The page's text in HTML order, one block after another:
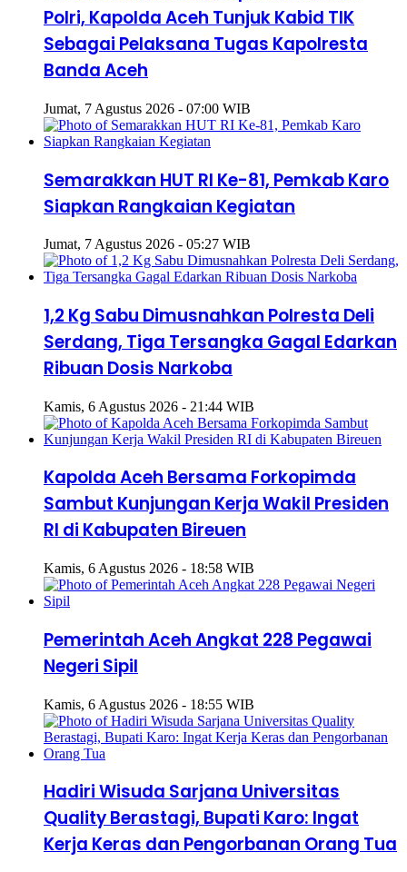
Polri, Kapolda Aceh Tunjuk Kabid TIK
Sebagai Pelaksana Tugas Kapolresta
Banda Aceh
Jumat, 7 Agustus 2026 - 07:00 WIB
Semarakkan HUT RI Ke-81, Pemkab Karo
Siapkan Rangkaian Kegiatan
Jumat, 7 Agustus 2026 - 05:27 WIB
1,2 Kg Sabu Dimusnahkan Polresta Deli
Serdang, Tiga Tersangka Gagal Edarkan
Ribuan Dosis Narkoba
Kamis, 6 Agustus 2026 - 21:44 WIB
Kapolda Aceh Bersama Forkopimda
Sambut Kunjungan Kerja Wakil Presiden
RI di Kabupaten Bireuen
Kamis, 6 Agustus 2026 - 18:58 WIB
Pemerintah Aceh Angkat 228 Pegawai
Negeri Sipil
Kamis, 6 Agustus 2026 - 18:55 WIB
Hadiri Wisuda Sarjana Universitas
Quality Berastagi, Bupati Karo: Ingat
Kerja Keras dan Pengorbanan Orang Tua